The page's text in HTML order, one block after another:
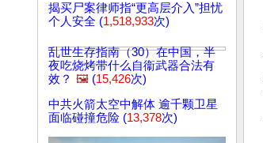
揭买尸案律师指“更高层介入”担忧
个人安全 (1,518,933次)
乱世生存指南（30）在中国，半
夜吃烧烤带什么自衞武器合法有
效？ 🖼️ (15,426次)
中共火箭太空中解体 逾千颗卫星
面临碰撞危险 (13,378次)